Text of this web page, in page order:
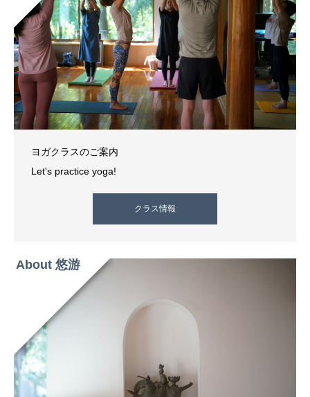
ヨガクラスのご案内
Let's practice yoga!
クラス情報
About 悠游